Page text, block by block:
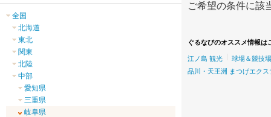
ご希望の条件に該
ぐるなびのオススメ情報は
江ノ島 観光
球場＆競技
品川・天王洲 まつげエク
全国
北海道
東北
関東
北陸
中部
愛知県
三重県
岐阜県